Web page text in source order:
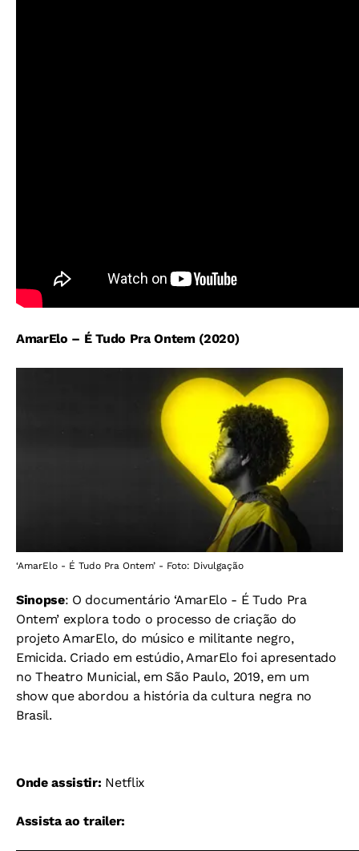
AmarElo – É Tudo Pra Ontem (2020)
‘AmarElo - É Tudo Pra Ontem’ - Foto: Divulgação
Sinopse: O documentário ‘AmarElo - É Tudo Pra
Ontem’ explora todo o processo de criação do
projeto AmarElo, do músico e militante negro,
Emicida. Criado em estúdio, AmarElo foi apresentado
no Theatro Municial, em São Paulo, 2019, em um
show que abordou a história da cultura negra no
Brasil.
Onde assistir: Netflix
Assista ao trailer: